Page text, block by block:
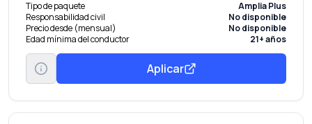
Tipo de paquete
Amplia Plus
Responsabilidad civil
No disponible
Precio desde (mensual)
No disponible
Edad mínima del conductor
21+ años
Aplicar